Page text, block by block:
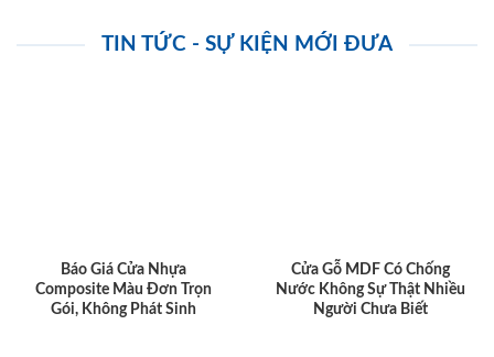
TIN TỨC - SỰ KIỆN MỚI ĐƯA
Báo Giá Cửa Nhựa
Composite Màu Đơn Trọn
Gói, Không Phát Sinh
Cửa Gỗ MDF Có Chống
Nước Không Sự Thật Nhiều
Người Chưa Biết